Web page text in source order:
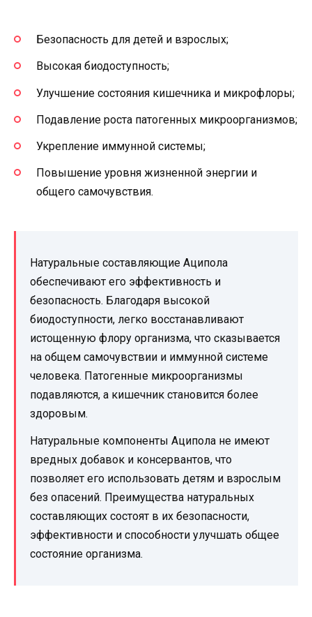
Безопасность для детей и взрослых;
Высокая биодоступность;
Улучшение состояния кишечника и микрофлоры;
Подавление роста патогенных микроорганизмов;
Укрепление иммунной системы;
Повышение уровня жизненной энергии и
общего самочувствия.
Натуральные составляющие Аципола
обеспечивают его эффективность и
безопасность. Благодаря высокой
биодоступности, легко восстанавливают
истощенную флору организма, что сказывается
на общем самочувствии и иммунной системе
человека. Патогенные микроорганизмы
подавляются, а кишечник становится более
здоровым.
Натуральные компоненты Аципола не имеют
вредных добавок и консервантов, что
позволяет его использовать детям и взрослым
без опасений. Преимущества натуральных
составляющих состоят в их безопасности,
эффективности и способности улучшать общее
состояние организма.